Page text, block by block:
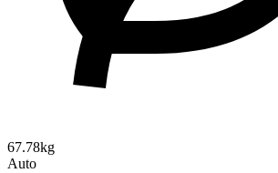
67.78kg
Auto